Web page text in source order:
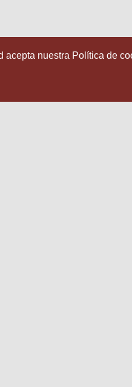
acepta nuestra Política de